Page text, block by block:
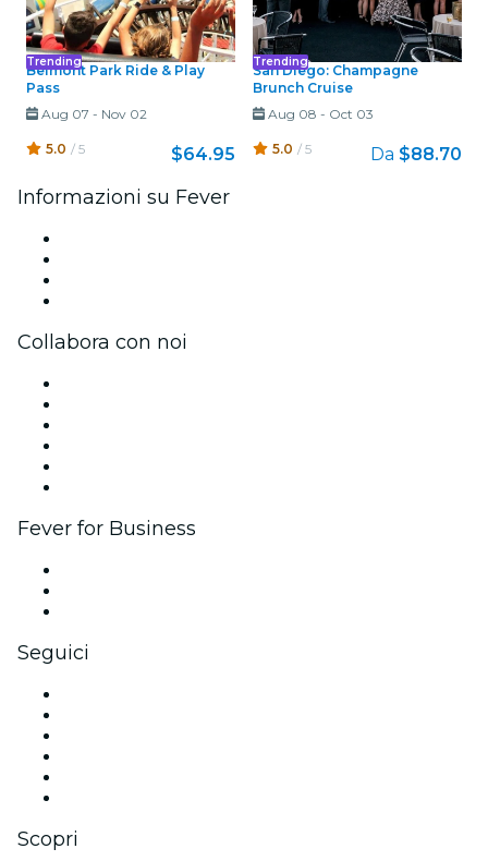
Trending
Belmont Park Ride & Play
Pass
Aug 07 - Nov 02
5.0 / 5 $64.95
Trending
San Diego: Champagne
Brunch Cruise
Aug 08 - Oct 03
5.0 / 5 Da $88.70
Informazioni su Fever
Collabora con noi
Fever for Business
Seguici
Scopri